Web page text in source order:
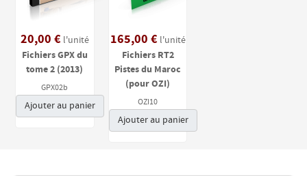
20,00 € l'unité
Fichiers GPX du
tome 2 (2013)
GPX02b
Ajouter au panier
165,00 € l'unité
Fichiers RT2
Pistes du Maroc
(pour OZI)
OZI10
Ajouter au panier